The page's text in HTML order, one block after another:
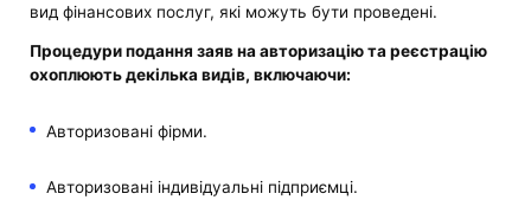
вид фінансових послуг, які можуть бути проведені.
Процедури подання заяв на авторизацію та реєстрацію
охоплюють декілька видів, включаючи:
Авторизовані фірми.
Авторизовані індивідуальні підприємці.